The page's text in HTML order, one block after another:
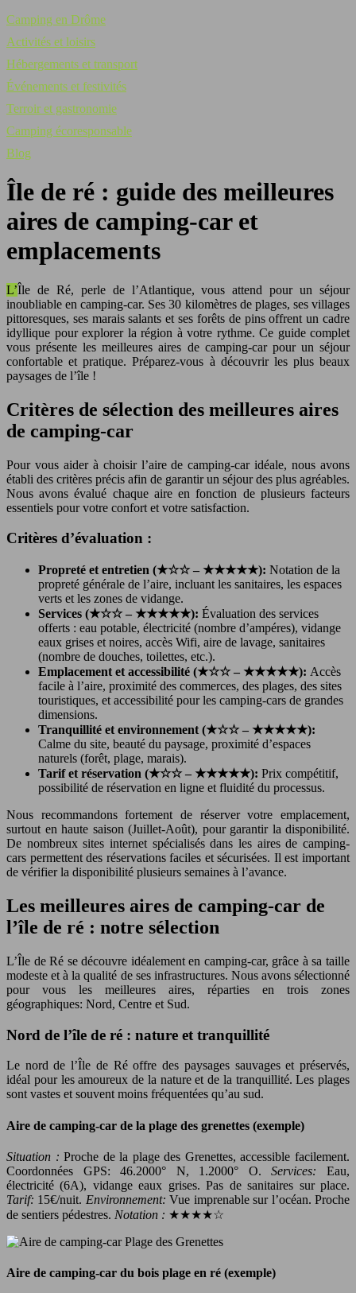
Camping en Drôme
Activités et loisirs
Hébergements et transport
Événements et festivités
Terroir et gastronomie
Camping écoresponsable
Blog
Île de ré : guide des meilleures
aires de camping-car et
emplacements
L’Île de Ré, perle de l’Atlantique, vous attend pour un séjour
inoubliable en camping-car. Ses 30 kilomètres de plages, ses villages
pittoresques, ses marais salants et ses forêts de pins offrent un cadre
idyllique pour explorer la région à votre rythme. Ce guide complet
vous présente les meilleures aires de camping-car pour un séjour
confortable et pratique. Préparez-vous à découvrir les plus beaux
paysages de l’île !
Critères de sélection des meilleures aires
de camping-car
Pour vous aider à choisir l’aire de camping-car idéale, nous avons
établi des critères précis afin de garantir un séjour des plus agréables.
Nous avons évalué chaque aire en fonction de plusieurs facteurs
essentiels pour votre confort et votre satisfaction.
Critères d’évaluation :
Propreté et entretien (★☆☆ – ★★★★★): Notation de la
propreté générale de l’aire, incluant les sanitaires, les espaces
verts et les zones de vidange.
Services (★☆☆ – ★★★★★): Évaluation des services
offerts : eau potable, électricité (nombre d’ampéres), vidange
eaux grises et noires, accès Wifi, aire de lavage, sanitaires
(nombre de douches, toilettes, etc.).
Emplacement et accessibilité (★☆☆ – ★★★★★): Accès
facile à l’aire, proximité des commerces, des plages, des sites
touristiques, et accessibilité pour les camping-cars de grandes
dimensions.
Tranquillité et environnement (★☆☆ – ★★★★★):
Calme du site, beauté du paysage, proximité d’espaces
naturels (forêt, plage, marais).
Tarif et réservation (★☆☆ – ★★★★★): Prix compétitif,
possibilité de réservation en ligne et fluidité du processus.
Nous recommandons fortement de réserver votre emplacement,
surtout en haute saison (Juillet-Août), pour garantir la disponibilité.
De nombreux sites internet spécialisés dans les aires de camping-
cars permettent des réservations faciles et sécurisées. Il est important
de vérifier la disponibilité plusieurs semaines à l’avance.
Les meilleures aires de camping-car de
l’île de ré : notre sélection
L’Île de Ré se découvre idéalement en camping-car, grâce à sa taille
modeste et à la qualité de ses infrastructures. Nous avons sélectionné
pour vous les meilleures aires, réparties en trois zones
géographiques: Nord, Centre et Sud.
Nord de l’île de ré : nature et tranquillité
Le nord de l’Île de Ré offre des paysages sauvages et préservés,
idéal pour les amoureux de la nature et de la tranquillité. Les plages
sont vastes et souvent moins fréquentées qu’au sud.
Aire de camping-car de la plage des grenettes (exemple)
Situation :Proche de la plage des Grenettes, accessible facilement.
Coordonnées GPS: 46.2000° N, 1.2000° O.Services:Eau,
électricité (6A), vidange eaux grises. Pas de sanitaires sur place.
Tarif: 15€/nuit. Environnement:Vue imprenable sur l’océan. Proche
de sentiers pédestres. Notation : ★★★★☆
Aire de camping-car du bois plage en ré (exemple)